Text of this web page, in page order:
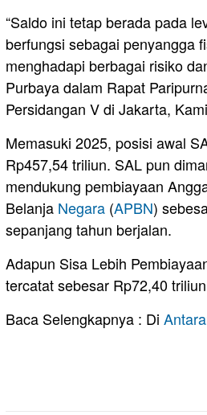
“Saldo ini tetap berada pada
berfungsi sebagai penyangga
menghadapi berbagai risiko
Purbaya dalam Rapat
Persidangan V di Jakarta,
Memasuki 2025, posisi awal
Rp457,54 triliun. SAL pun
mendukung pembiayaan
Belanja Negara (APBN)
sepanjang tahun berjalan.
Adapun Sisa Lebih
tercatat sebesar Rp72,40
Baca Selengkapnya : Di